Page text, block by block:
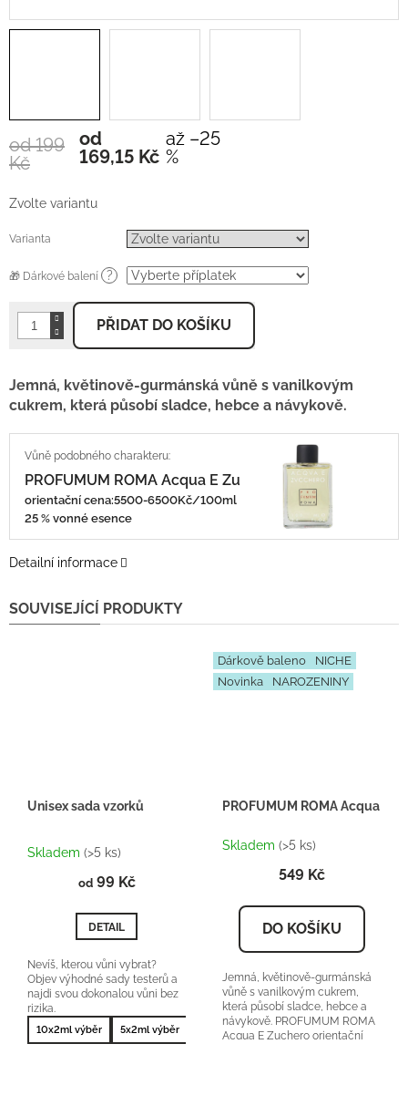
od 199
Kč
až –25
%
od
169,15 Kč Měrná
cena:
Zvolte variantu
Varianta
🎁 Dárkové balení ?
PŘIDAT DO KOŠÍKU
Jemná, květinově-gurmánská vůně s vanilkovým
cukrem, která působí sladce, hebce a návykově.
PROFUMUM ROMA Acqua E Zuchero
orientační cena:5500-6500Kč/100ml
25 % vonné esence
Detailní informace
SOUVISEJÍCÍ PRODUKTY
Unisex sada vzorků
hodnocení
je
z
5
Skladem (>5 ks)
od99 Kč
DETAIL
Nevíš, kterou vůni vybrat?
Objev výhodné sady testerů a
najdi svou dokonalou vůni bez
rizika.
10x2ml výběr 5x2ml výběr 10x2ml nejprodávanější 5x2ml
Dárkově baleno
NICHE
Novinka
NAROZENINY
PROFUMUM ROMA Acqua E
Skladem (>5 ks)
549 Kč
DO KOŠÍKU
Jemná, květinově-gurmánská
vůně s vanilkovým cukrem,
která působí sladce, hebce a
návykově. PROFUMUM ROMA
Acqua E Zuchero orientační